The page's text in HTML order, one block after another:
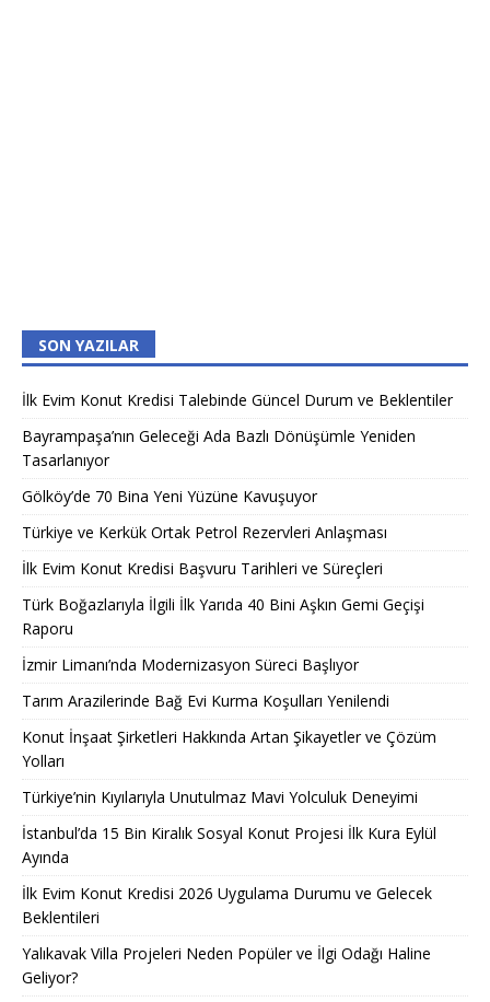
SON YAZILAR
İlk Evim Konut Kredisi Talebinde Güncel Durum ve Beklentiler
Bayrampaşa’nın Geleceği Ada Bazlı Dönüşümle Yeniden
Tasarlanıyor
Gölköy’de 70 Bina Yeni Yüzüne Kavuşuyor
Türkiye ve Kerkük Ortak Petrol Rezervleri Anlaşması
İlk Evim Konut Kredisi Başvuru Tarihleri ve Süreçleri
Türk Boğazlarıyla İlgili İlk Yarıda 40 Bini Aşkın Gemi Geçişi
Raporu
İzmir Limanı’nda Modernizasyon Süreci Başlıyor
Tarım Arazilerinde Bağ Evi Kurma Koşulları Yenilendi
Konut İnşaat Şirketleri Hakkında Artan Şikayetler ve Çözüm
Yolları
Türkiye’nin Kıyılarıyla Unutulmaz Mavi Yolculuk Deneyimi
İstanbul’da 15 Bin Kiralık Sosyal Konut Projesi İlk Kura Eylül
Ayında
İlk Evim Konut Kredisi 2026 Uygulama Durumu ve Gelecek
Beklentileri
Yalıkavak Villa Projeleri Neden Popüler ve İlgi Odağı Haline
Geliyor?